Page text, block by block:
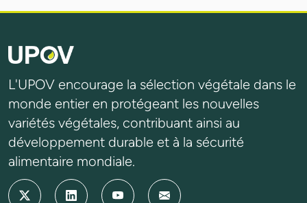
L'UPOV encourage la sélection végétale dans le
monde entier en protégeant les nouvelles
variétés végétales, contribuant ainsi au
développement durable et à la sécurité
alimentaire mondiale.